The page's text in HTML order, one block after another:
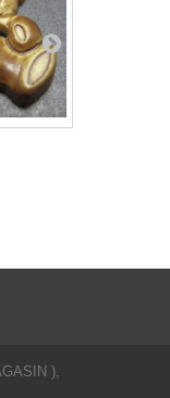
),